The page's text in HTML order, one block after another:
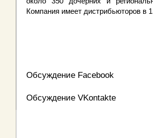
Компания имеет дистрибьюторов в
Обсуждение Facebook
Обсуждение VKontakte